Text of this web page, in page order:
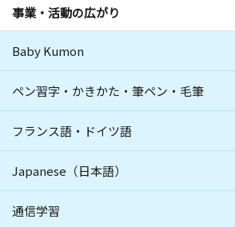
事業・活動の広がり
Baby Kumon
ペン習字・かきかた・筆ペン・毛筆
フランス語・ドイツ語
Japanese（日本語）
通信学習